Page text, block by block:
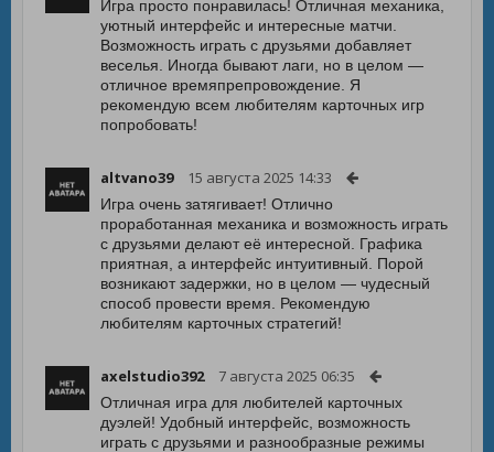
Игра просто понравилась! Отличная механика,
уютный интерфейс и интересные матчи.
Возможность играть с друзьями добавляет
веселья. Иногда бывают лаги, но в целом —
отличное времяпрепровождение. Я
рекомендую всем любителям карточных игр
попробовать!
altvano39 15 августа 2025 14:33
Игра очень затягивает! Отлично
проработанная механика и возможность играть
с друзьями делают её интересной. Графика
приятная, а интерфейс интуитивный. Порой
возникают задержки, но в целом — чудесный
способ провести время. Рекомендую
любителям карточных стратегий!
axelstudio392 7 августа 2025 06:35
Отличная игра для любителей карточных
дуэлей! Удобный интерфейс, возможность
играть с друзьями и разнообразные режимы